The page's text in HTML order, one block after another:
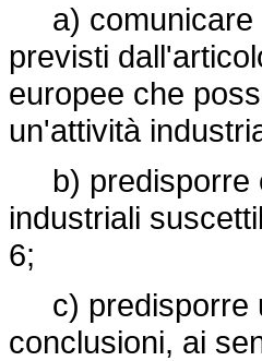
a) comunicare
previsti
europee che
un'attività
b) predisporre
industriali
6;
c) predisporre
conclusioni, ai